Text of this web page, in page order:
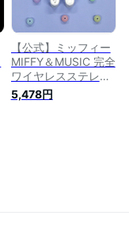
家電 日用品 日用品
雑貨 生活雑貨 アク
セサリー 小物 お礼
の品
【公式】ミッフィー
MIFFY＆MUSIC 完全
ワイヤレスステレオ
イヤホン Bluetooth
イヤフォン ワイヤレ
5,478円